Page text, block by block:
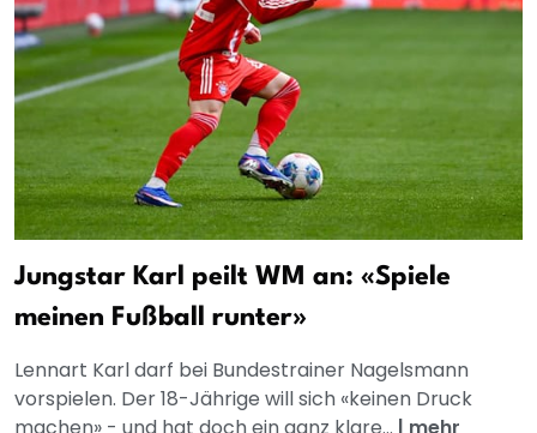
Jungstar Karl peilt WM an: «Spiele
meinen Fußball runter»
Lennart Karl darf bei Bundestrainer Nagelsmann
vorspielen. Der 18-Jährige will sich «keinen Druck